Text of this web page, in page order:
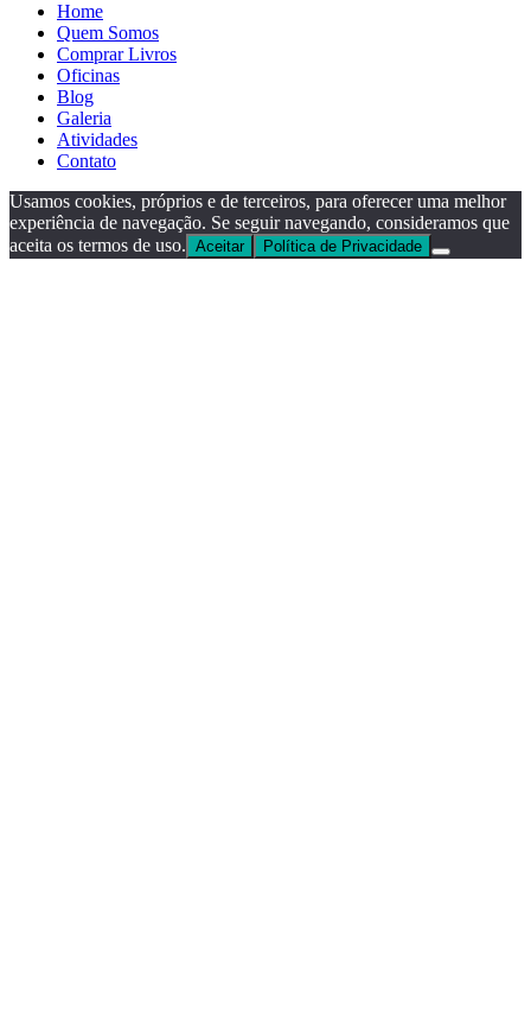
Home
Quem Somos
Comprar Livros
Oficinas
Blog
Galeria
Atividades
Contato
Usamos cookies, próprios e de terceiros, para oferecer uma melhor
experiência de navegação. Se seguir navegando, consideramos que
aceita os termos de uso. Aceitar Política de Privacidade